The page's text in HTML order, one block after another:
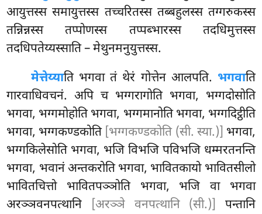
आयुत्तस्स समायुत्तस्स तच्चरितस्स तब्बहुलस्स तग्गरुकस्स
तन्निन्नस्स तप्पोणस्स तप्पब्भारस्स तदधिमुत्तस्स
तदधिपतेय्यस्साति – मेथुनमनुयुत्तस्स.
मेत्तेय्याति भगवा तं थेरं गोत्तेन आलपति. भगवाति
गारवाधिवचनं. अपि च भग्गरागोति भगवा, भग्गदोसोति
भगवा, भग्गमोहोति भगवा, भग्गमानोति भगवा, भग्गदिट्ठीति
भगवा, भग्गकण्डकोति [भग्गकण्डकोति (सी. स्या.)] भगवा,
भग्गकिलेसोति भगवा, भजि विभजि पविभजि धम्मरतनन्ति
भगवा, भवानं अन्तकरोति भगवा, भावितकायो भावितसीलो
भावितचित्तो भावितपञ्ञोति भगवा, भजि वा भगवा
अरञ्ञवनपत्थानि
[अरञ्ञे वनपत्थानि (सी.)]
पन्तानि